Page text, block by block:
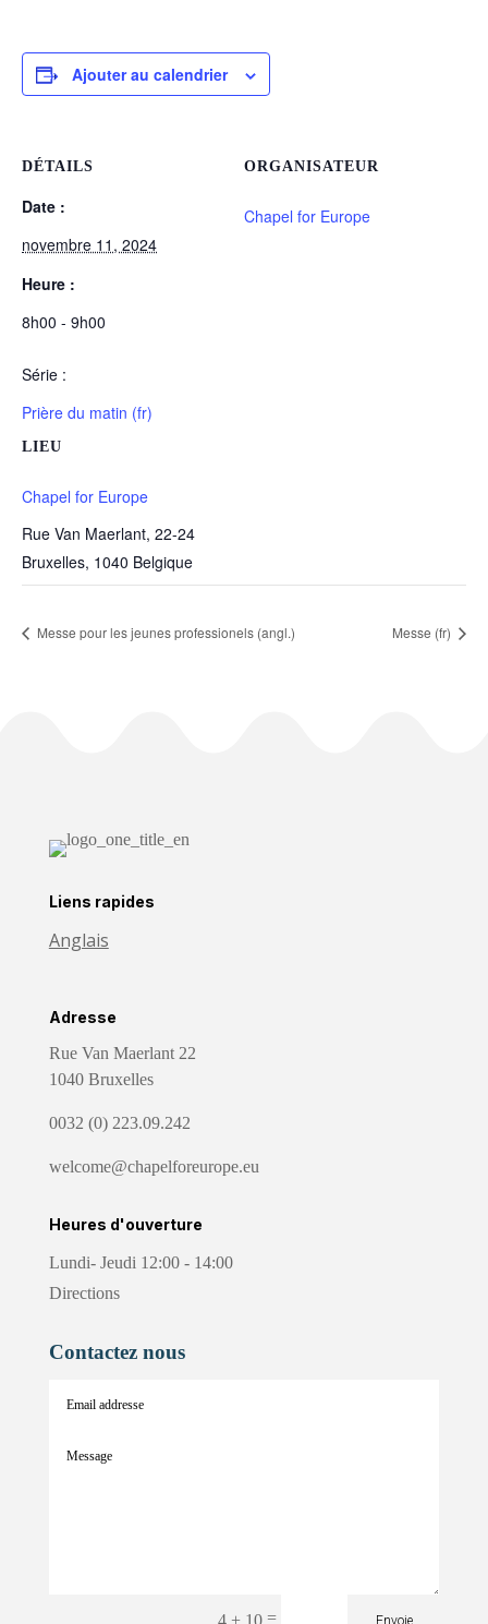
Ajouter au calendrier
DÉTAILS
Date :
novembre 11, 2024
Heure :
8h00 - 9h00
Série :
Prière du matin (fr)
LIEU
Chapel for Europe
Rue Van Maerlant, 22-24
Bruxelles, 1040 Belgique
ORGANISATEUR
Chapel for Europe
Messe pour les jeunes professionels (angl.) Messe (fr)
Liens rapides
Anglais
Adresse
Rue Van Maerlant 22
1040 Bruxelles
0032 (0) 223.09.242
welcome@chapelforeurope.eu
Heures d'ouverture
Lundi- Jeudi 12:00 - 14:00
Directions
Contactez nous
= Envoie